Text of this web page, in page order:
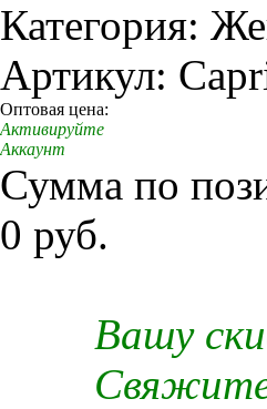
Категория:
Артикул:
Оптовая цена:
Активируйте
Аккаунт
Сумма по
0 руб.
Вашу